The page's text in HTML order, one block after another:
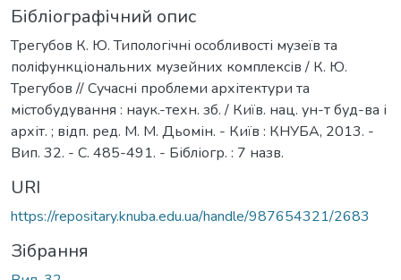
Бібліографічний опис
Трегубов К. Ю. Типологічні особливості музеїв та
поліфункціональних музейних комплексів / К. Ю.
Трегубов // Сучасні проблеми архітектури та
містобудування : наук.-техн. зб. / Київ. нац. ун-т буд-ва і
архіт. ; відп. ред. М. М. Дьомін. - Київ : КНУБА, 2013. -
Вип. 32. - С. 485-491. - Бібліогр. : 7 назв.
URI
https://repositary.knuba.edu.ua/handle/987654321/2683
Зібрання